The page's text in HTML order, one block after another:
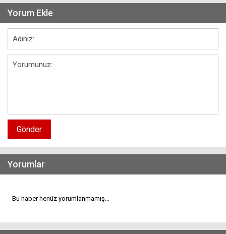
Yorum Ekle
Gönder
Yorumlar
Bu haber henüz yorumlanmamış...